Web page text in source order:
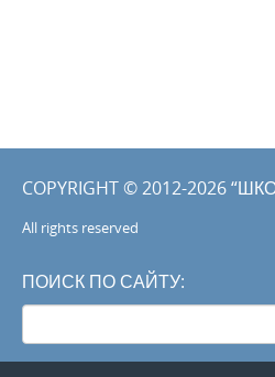
COPYRIGHT © 2012-2026
All rights reserved
ПОИСК ПО САЙТУ:
Search
for: